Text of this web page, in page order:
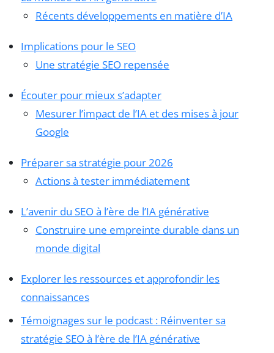
Récents développements en matière d’IA
Implications pour le SEO
Une stratégie SEO repensée
Écouter pour mieux s’adapter
Mesurer l’impact de l’IA et des mises à jour
Google
Préparer sa stratégie pour 2026
Actions à tester immédiatement
L’avenir du SEO à l’ère de l’IA générative
Construire une empreinte durable dans un
monde digital
Explorer les ressources et approfondir les
connaissances
Témoignages sur le podcast : Réinventer sa
stratégie SEO à l’ère de l’IA générative